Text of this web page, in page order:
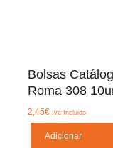
Bolsas
Roma 308
2,45€ Iva Incluido
Adicionar